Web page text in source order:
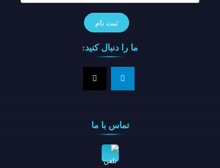
ما را دنبال کنید:
تماس با ما